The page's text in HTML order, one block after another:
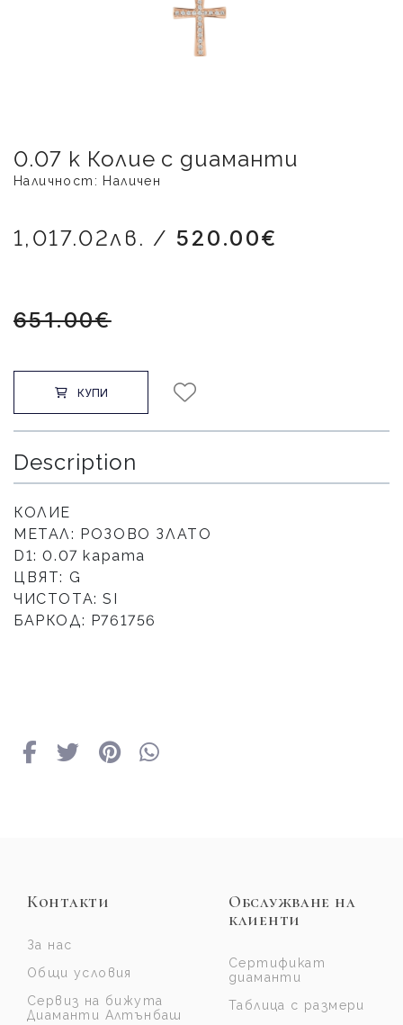
0.07 к Колие с диаманти
Наличност: Наличен
1,017.02лв. / 520.00€
651.00€
КУПИ
Description
КОЛИЕ
МЕТАЛ: РОЗОВО ЗЛАТО
D1: 0.07 карата
ЦВЯТ: G
ЧИСТОТА: SI
БАРКОД: P761756
Контакти
За нас
Общи условия
Сервиз на бижута
Диаманти Алтънбаш
Обслужване на
клиенти
Сертификат
диаманти
Таблица с размери